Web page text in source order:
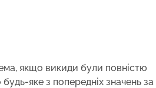
якщо викиди були повністю
яке з попередніх значень за